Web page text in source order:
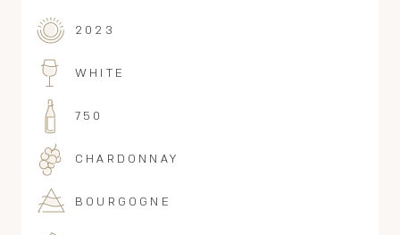
2023
WHITE
750
CHARDONNAY
BOURGOGNE